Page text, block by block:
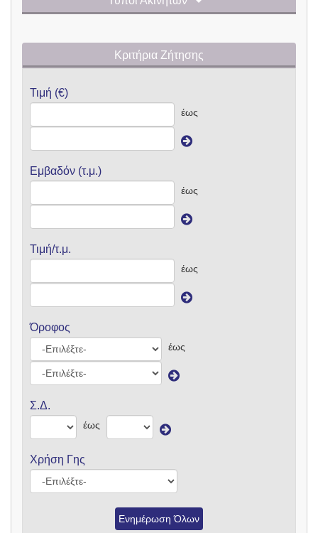
Κριτήρια Ζήτησης
Τιμή (€)
έως
Εμβαδόν (τ.μ.)
έως
Τιμή/τ.μ.
έως
Όροφος
έως
Σ.Δ.
έως
Χρήση Γης
Ενημέρωση Όλων